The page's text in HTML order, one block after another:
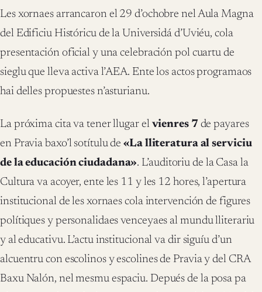
Les xornaes arrancaron el 29 d’ochobre nel Aula Magna
del Edificiu Históricu de la Universidá d’Uviéu, cola
presentación oficial y una celebración pol cuartu de
sieglu que lleva activa l’AEA. Ente los actos programaos
hai delles propuestes n’asturianu.
La próxima cita va tener llugar el vienres 7 de payares
en Pravia baxo’l sotítulu de«La lliteratura al serviciu
de la educación ciudadana». L’auditoriu de la Casa la
Cultura va acoyer, ente les 11 y les 12 hores, l’apertura
institucional de les xornaes cola intervención de figures
polítiques y personalidaes venceyaes al mundu lliterariu
y al educativu. L’actu institucional va dir siguíu d’un
alcuentru con escolinos y escolines de Pravia y del CRA
Baxu Nalón, nel mesmu espaciu. Depués de la posa pa